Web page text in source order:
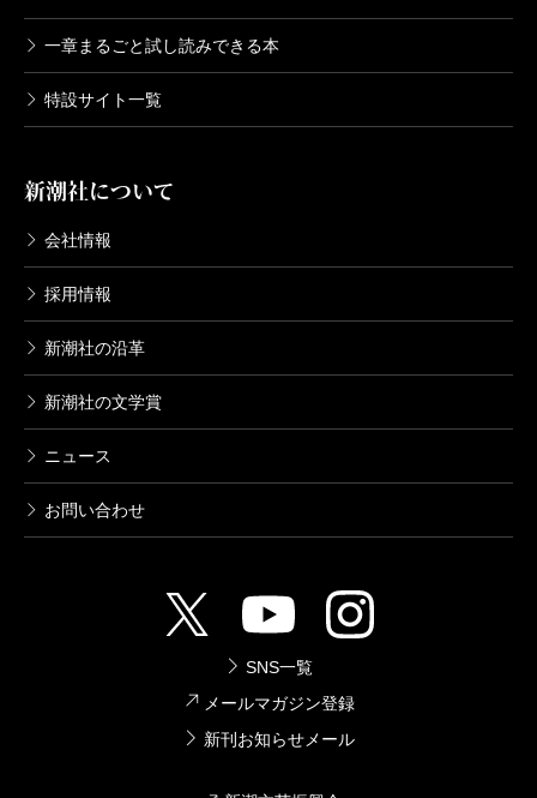
一章まるごと試し読みできる本
特設サイト一覧
新潮社について
会社情報
採用情報
新潮社の沿革
新潮社の文学賞
ニュース
お問い合わせ
SNS一覧
メールマガジン登録
新刊お知らせメール